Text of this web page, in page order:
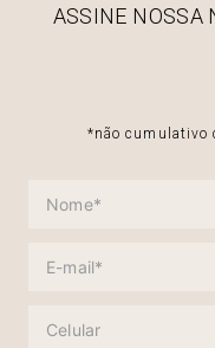
ASSINE NOSSA
*não cumulativo